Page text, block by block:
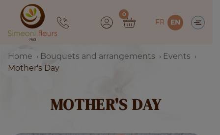
content
0
FR EN
Home Bouquets and arrangements
Events
Mother's Day
MOTHER'S DAY